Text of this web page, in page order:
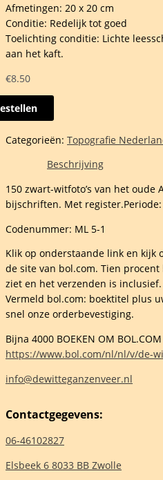
Afmetingen: 20 x 20 cm
Conditie: Redelijk tot goed
Toelichting conditie: Lichte
aan het kaft.
€8.50
Categorieën: Topografie
Beschrijving
150 zwart-witfoto’s van het
bijschriften. Met
Codenummer: ML 5-1
Klik op onderstaande link en kijk
de site van bol.com. Tien
ziet en het verzenden is
Vermeld bol.com: boektitel plus
snel onze orderbevestiging.
Bijna 4000 BOEKEN OM
https://www.bol.com/nl/nl/v/de-
info@dewitteganzenveer.nl
Contactgegevens:
06-46102827
Elsbeek 6 8033 BB Zwolle